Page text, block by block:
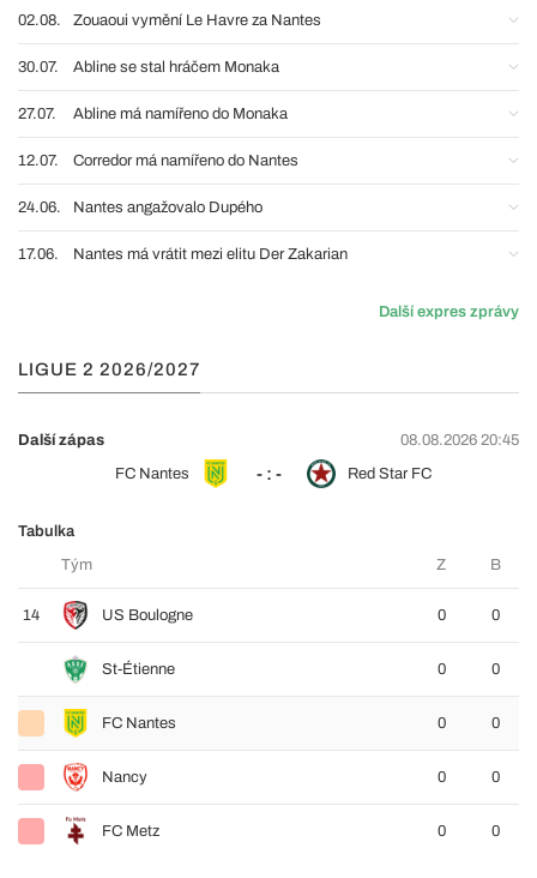
02.08. Zouaoui vymění Le Havre za Nantes
30.07. Abline se stal hráčem Monaka
27.07. Abline má namířeno do Monaka
12.07. Corredor má namířeno do Nantes
24.06. Nantes angažovalo Dupého
17.06. Nantes má vrátit mezi elitu Der Zakarian
Další expres zprávy
LIGUE 2 2026/2027
Další zápas
08.08.2026 20:45
FC Nantes
- : - Red Star FC
Tabulka
Tým
Z B
14 US Boulogne 0 0
St-Étienne 0 0
FC Nantes 0 0
Nancy 0 0
FC Metz 0 0